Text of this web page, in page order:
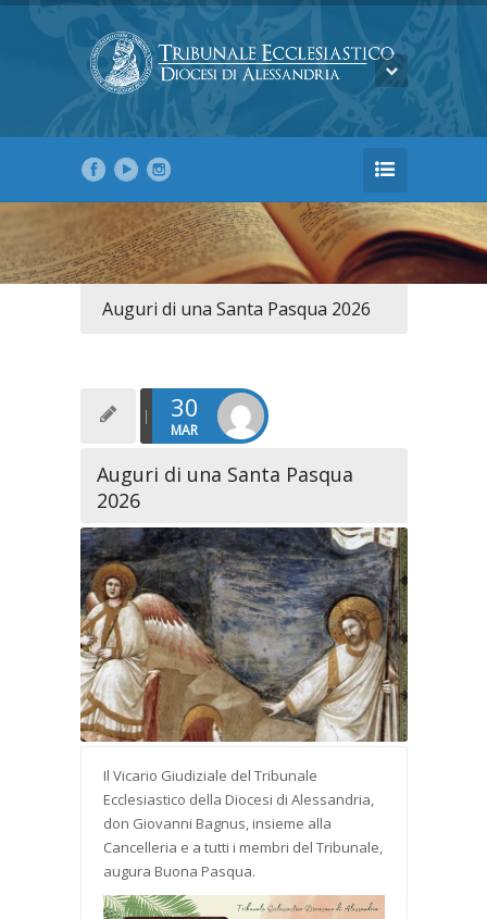
Auguri di una Santa Pasqua 2026
30
MAR
Auguri di una Santa Pasqua
2026
Il Vicario Giudiziale del Tribunale
Ecclesiastico della Diocesi di Alessandria,
don Giovanni Bagnus, insieme alla
Cancelleria e a tutti i membri del Tribunale,
augura Buona Pasqua.